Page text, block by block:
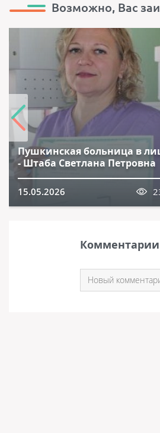
Возможно, Вас
Пушкинская больница в
- Штаба Светлана Петровна
15.05.2026
Комментарии